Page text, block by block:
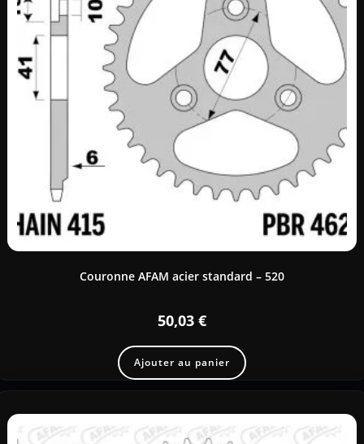
Couronne AFAM acier standard – 520
50,03 €
Ajouter au panier